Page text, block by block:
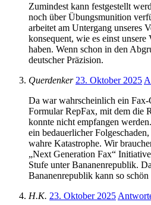
Zumindest kann festgestellt
noch über Übungsmunition
arbeitet am Untergang unseres
konsequent, wie es einst
haben. Wenn schon in den
deutscher Präzision.
Querdenker 23. Oktober 2025
Da war wahrscheinlich ein Fax-
Formular RepFax, mit dem die
konnte nicht empfangen
ein bedauerlicher
wahre Katastrophe. Wir
„Next Generation Fax“
Stufe unter Bananenrepublik.
Bananenrepublik kann so
H.K. 23. Oktober 2025